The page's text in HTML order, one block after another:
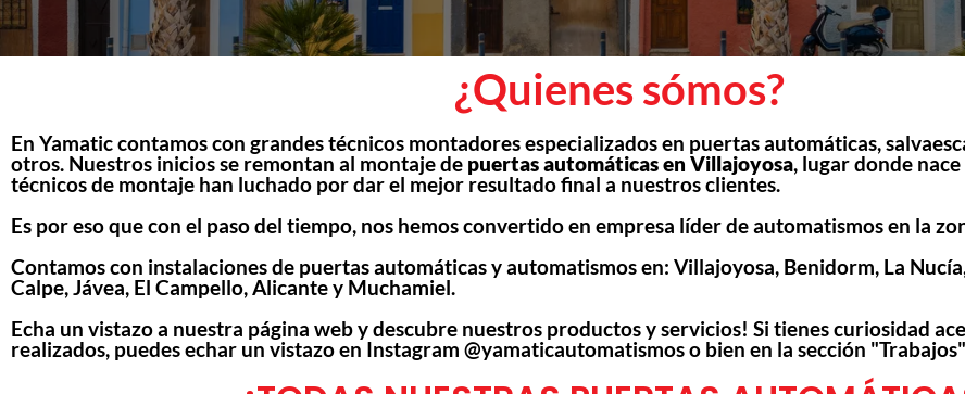
¿Quienes sómos?
En Yamatic contamos con grandes técnicos montadores especializados en puertas automáticas,
otros. Nuestros inicios se remontan al montaje de puertas automáticas en Villajoyosa, lugar donde
técnicos de montaje han luchado por dar el mejor resultado final a nuestros clientes.
Es por eso que con el paso del tiempo, nos hemos convertido en empresa líder de automatismos en la
Contamos con instalaciones de puertas automáticas y automatismos en: Villajoyosa, Benidorm, La
Calpe, Jávea, El Campello, Alicante y Muchamiel.
Echa un vistazo a nuestra página web y descubre nuestros productos y servicios! Si tienes curiosidad
realizados, puedes echar un vistazo en Instagram @yamaticautomatismos o bien en la sección